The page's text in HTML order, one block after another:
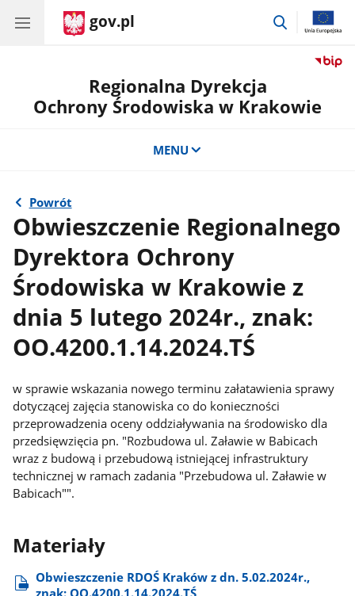
gov.pl
przejdź
Regionalna Dyrekcja
Ochrony Środowiska w Krakowie
MENU
Powrót
Obwieszczenie Regionalnego
Dyrektora Ochrony
Środowiska w Krakowie z
dnia 5 lutego 2024r., znak:
OO.4200.1.14.2024.TŚ
w sprawie wskazania nowego terminu załatawienia sprawy
dotyczącej zajęcia stanowiska co do konieczności
przeprowadzenia oceny oddziaływania na środowisko dla
przedsięwzięcia pn. "Rozbudowa ul. Załawie w Babicach
wraz z budową i przebudową istniejącej infrastruktury
technicznej w ramach zadania "Przebudowa ul. Załawie w
Babicach"".
Materiały
Obwieszczenie RDOŚ Kraków z dn. 5.02.2024r.,
znak: OO.4200.1.14.2024.TŚ